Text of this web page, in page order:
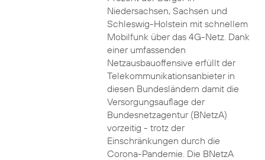
Niedersachsen, Sachsen und
Schleswig-Holstein mit schnellem
Mobilfunk über das 4G-Netz. Dank
einer umfassenden
Netzausbauoffensive erfüllt der
Telekommunikationsanbieter in
diesen Bundesländern damit die
Versorgungsauflage der
Bundesnetzagentur (BNetzA)
vorzeitig - trotz der
Einschränkungen durch die
Corona-Pandemie. Die BNetzA